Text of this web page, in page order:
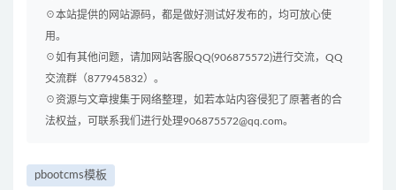
☉本站提供的网站源码，都是做好测试好发布的，均可放心使
用。
☉如有其他问题，请加网站客服QQ(906875572)进行交流，QQ
交流群（877945832）。
☉资源与文章搜集于网络整理，如若本站内容侵犯了原著者的合
法权益，可联系我们进行处理906875572@qq.com。
pbootcms模板